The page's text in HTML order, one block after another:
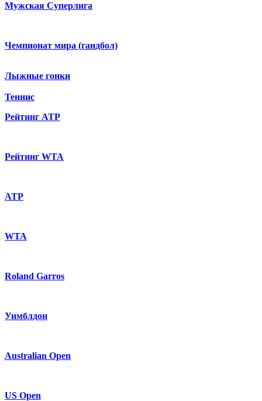
Мужская Суперлига
Чемпионат мира (гандбол)
Лыжные гонки
Теннис
Рейтинг ATP
Рейтинг WTA
ATP
WTA
Roland Garros
Уимблдон
Australian Open
US Open